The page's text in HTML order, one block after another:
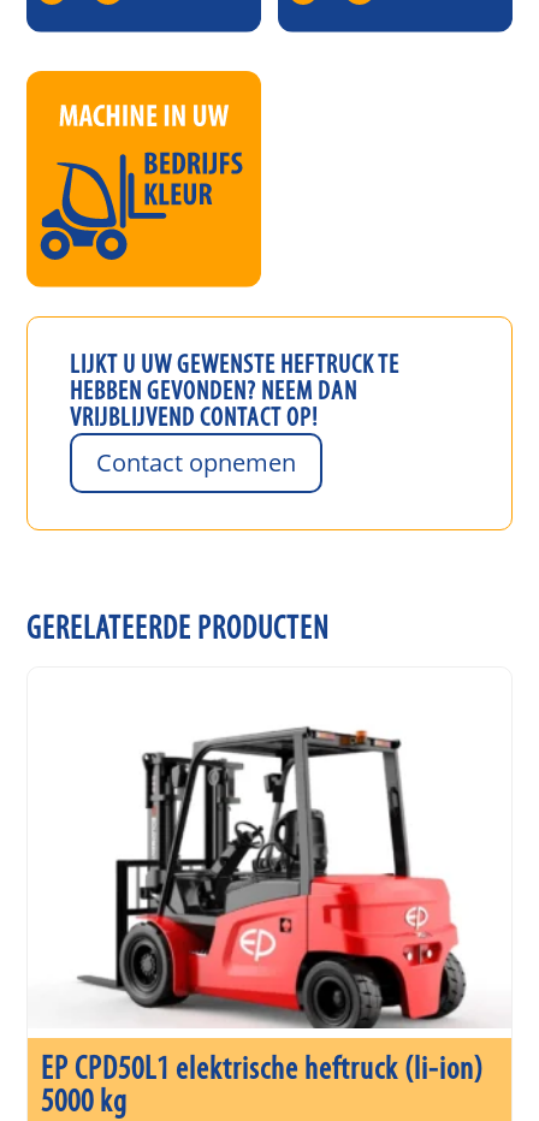
LIJKT U UW GEWENSTE HEFTRUCKTE
HEBBEN GEVONDEN? NEEM DAN
VRIJBLIJVEND CONTACT OP!
Contact opnemen
GERELATEERDE PRODUCTEN
EP CPD50L1 elektrische heftruck (li-ion)
5000 kg